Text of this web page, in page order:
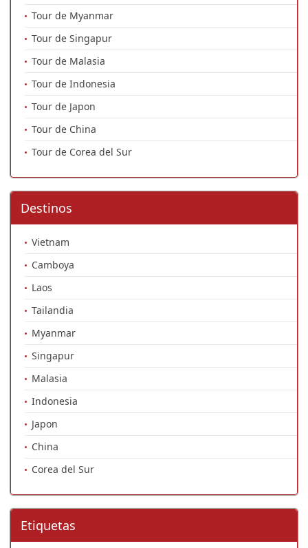
Tour de Myanmar
Tour de Singapur
Tour de Malasia
Tour de Indonesia
Tour de Japon
Tour de China
Tour de Corea del Sur
Destinos
Vietnam
Camboya
Laos
Tailandia
Myanmar
Singapur
Malasia
Indonesia
Japon
China
Corea del Sur
Etiquetas